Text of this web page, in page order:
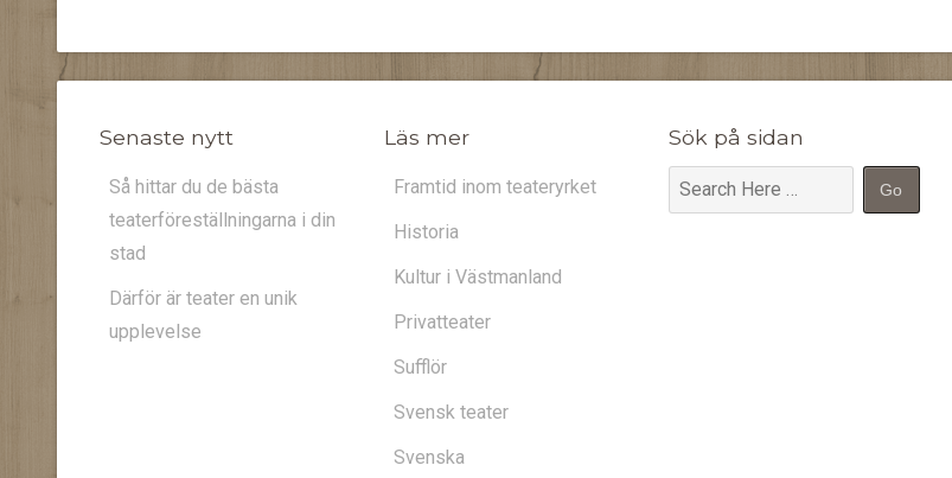
Senaste nytt
Så hittar du de bästa
teaterföreställningarna i din
stad
Därför är teater en unik
upplevelse
Läs mer
Framtid inom teateryrket
Historia
Kultur i Västmanland
Privatteater
Sufflör
Svensk teater
Svenska
Sök på sidan